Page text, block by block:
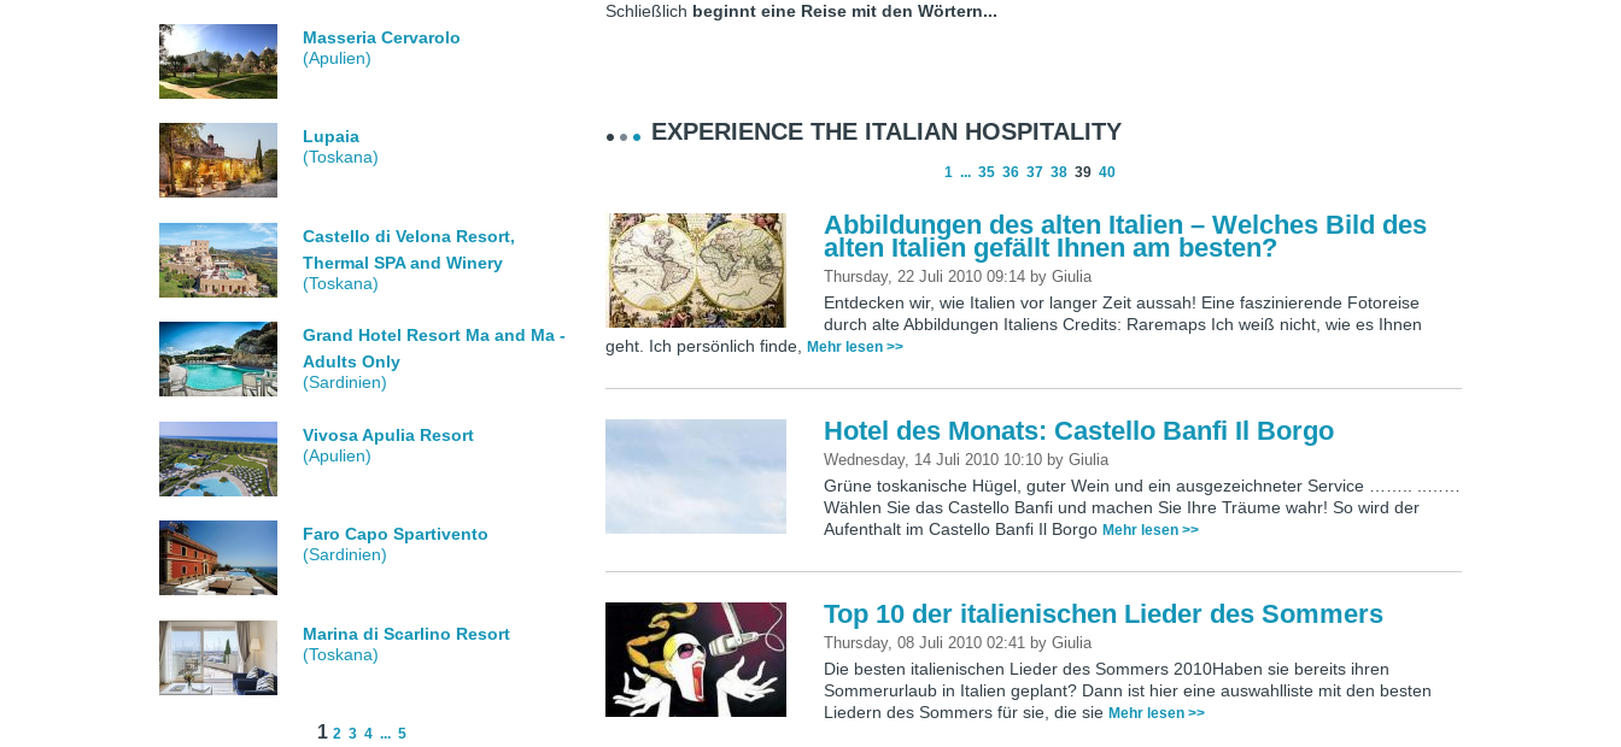
Schließlich beginnt eine Reise mit den Wörtern...
EXPERIENCE THE ITALIAN HOSPITALITY
1 ... 35 36 37 38 39 40
Abbildungen des alten Italien – Welches Bild des
alten Italien gefällt Ihnen am besten?
Thursday, 22 Juli 2010 09:14 byGiulia
Entdecken wir, wie Italien vor langer Zeit aussah! Eine faszinierende Fotoreise
durch alte Abbildungen Italiens Credits: Raremaps Ich weiß nicht, wie es Ihnen
geht. Ich persönlich finde,
Mehr lesen >>
Hotel des Monats: Castello Banfi Il Borgo
Wednesday, 14 Juli 2010 10:10 byGiulia
Grüne toskanische Hügel, guter Wein und ein ausgezeichneter Service …….. ..……
Wählen Sie das Castello Banfi und machen Sie Ihre Träume wahr! So wird der
Aufenthalt im Castello Banfi Il BorgoMehr lesen >>
Top 10 der italienischen Lieder des Sommers
Thursday, 08 Juli 2010 02:41 byGiulia
Die besten italienischen Lieder des Sommers 2010Haben sie bereits ihren
Sommerurlaub in Italien geplant? Dann ist hier eine auswahlliste mit den besten
Liedern des Sommers für sie, die sieMehr lesen >>
Masseria Cervarolo
(Apulien)
Lupaia
(Toskana)
Castello di Velona Resort,
Thermal SPA and Winery
(Toskana)
Grand Hotel Resort Ma and Ma -
Adults Only
(Sardinien)
Vivosa Apulia Resort
(Apulien)
Faro Capo Spartivento
(Sardinien)
Marina di Scarlino Resort
(Toskana)
1 2 3 4 ... 5